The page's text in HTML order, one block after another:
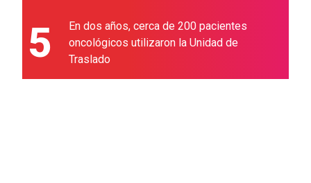
5
En dos años, cerca de 200 pacientes
oncológicos utilizaron la Unidad de
Traslado